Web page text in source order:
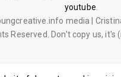
youtube.
media |
Reserved. Don't copy us, it's